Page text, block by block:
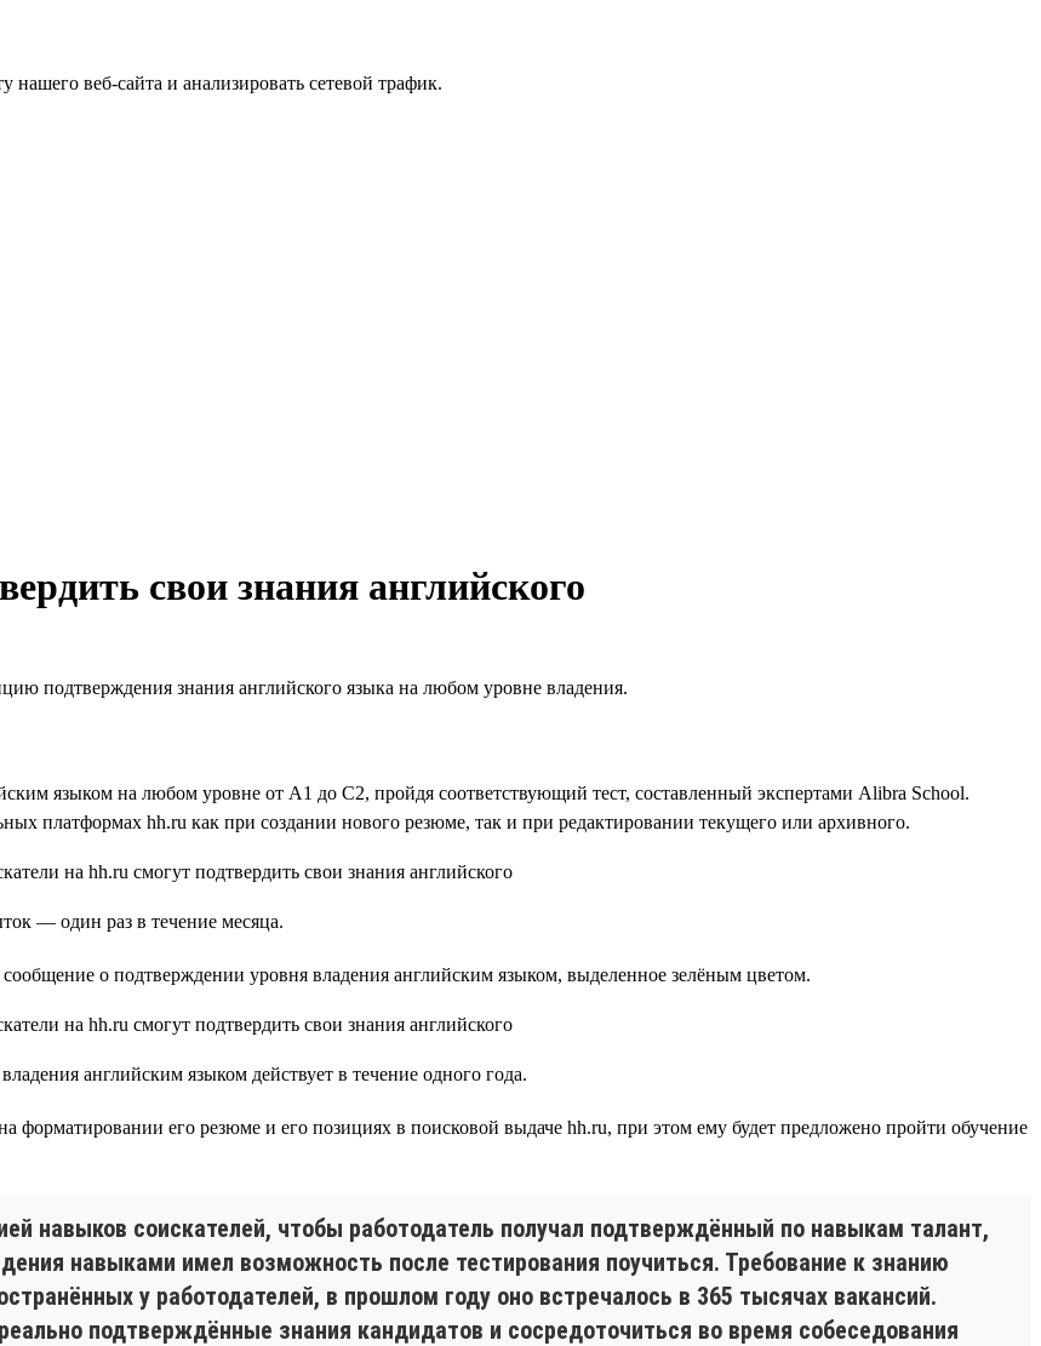
веб-сайта и анализировать сетевой трафик.
свои знания английского
подтверждения знания английского языка на любом уровне владения.
языком на любом уровне от А1 до С2, пройдя соответствующий тест, составленный экспертами Alibra School.
платформах hh.ru как при создании нового резюме, так и при редактировании текущего или архивного.
— один раз в течение месяца.
сообщение о подтверждении уровня владения английским языком, выделенное зелёным цветом.
английским языком действует в течение одного года.
форматировании его резюме и его позициях в поисковой выдаче hh.ru, при этом ему будет предложено пройти обучение
навыков соискателей, чтобы работодатель получал подтверждённый по навыкам талант,
навыками имел возможность после тестирования поучиться. Требование к знанию
у работодателей, в прошлом году оно встречалось в 365 тысячах вакансий.
подтверждённые знания кандидатов и сосредоточиться во время собеседования